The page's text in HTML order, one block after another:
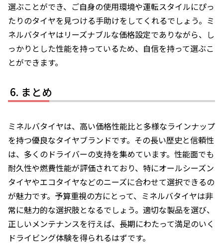
選ぶことができ、ご自身の使用環境や運転スタイルにぴっ
たりのタイヤを見つける手助けをしてくれるでしょう。ミ
ネルバタイヤはリーズナブルな価格設定でありながら、し
っかりとした性能を持っているため、自信を持って選ぶこ
とができます。
まとめ
ミネルバタイヤは、高い価格性能比と多様なラインナップ
を持つ優良なタイヤブランドです。その長い歴史と信頼性
は、多くのドライバーの支持を集めています。性能面でも
耐久性や燃費性能が評価されており、特にオールシーズン
タイヤやエコタイヤなどのニーズに合わせて選択できるの
が魅力です。予算重視の方にとって、ミネルバタイヤは非
常に魅力的な選択肢となるでしょう。適切な製品を選び、
正しいメンテナンスを行えば、長期にわたって満足のいく
ドライビング体験を得られるはずです。